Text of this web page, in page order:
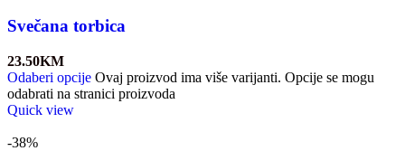
Svečana torbica
23.50KM
Odaberi opcije Ovaj proizvod ima više varijanti. Opcije se mogu
odabrati na stranici proizvoda
Quick view
-38%